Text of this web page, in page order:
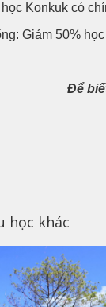
Konkuk có
Giảm 50%
Để
học khác